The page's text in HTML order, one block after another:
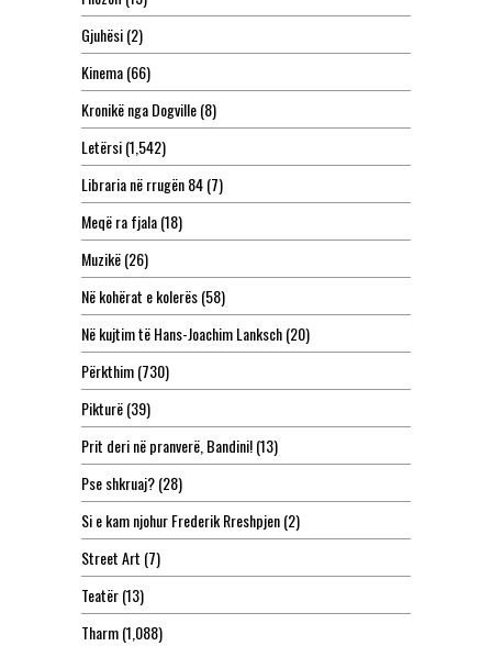
Gjuhësi(2)
Kinema(66)
Kronikë nga Dogville(8)
Letërsi(1,542)
Libraria në rrugën 84(7)
Meqë ra fjala(18)
Muzikë(26)
Në kohërat e kolerës(58)
Në kujtim të Hans-Joachim Lanksch(20)
Përkthim(730)
Pikturë(39)
Prit deri në pranverë, Bandini!(13)
Pse shkruaj?(28)
Si e kam njohur Frederik Rreshpjen(2)
Street Art (7)
Teatër(13)
Tharm(1,088)